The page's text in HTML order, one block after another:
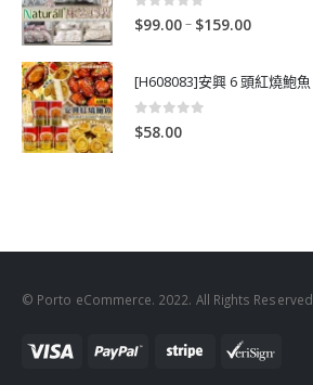
0 out of 5
$99.00– $159.00P
c
9
.
[H608083]安興 6 頭紅燒鮑魚
0
$58.00
© Porto eCommerce. 2022. All Rights Reserved